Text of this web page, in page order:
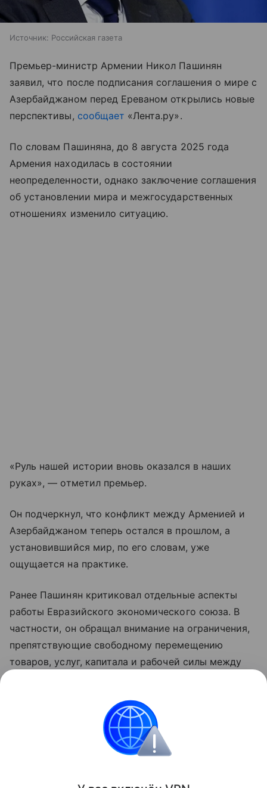
Источник: Российская газета
Премьер-министр Армении Никол Пашинян
заявил, что после подписания соглашения о мире с
Азербайджаном перед Ереваном открылись новые
перспективы, сообщает «Лента.ру».
По словам Пашиняна, до 8 августа 2025 года
Армения находилась в состоянии
неопределенности, однако заключение соглашения
об установлении мира и межгосударственных
отношениях изменило ситуацию.
«Руль нашей истории вновь оказался в наших
руках», — отметил премьер.
Он подчеркнул, что конфликт между Арменией и
Азербайджаном теперь остался в прошлом, а
установившийся мир, по его словам, уже
ощущается на практике.
Ранее Пашинян критиковал отдельные аспекты
работы Евразийского экономического союза. В
частности, он обращал внимание на ограничения,
препятствующие свободному перемещению
товаров, услуг, капитала и рабочей силы между
для бизнеса и эффективность интеграции.
Армения Внешняя политика
Поделиться